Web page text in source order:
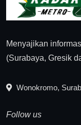
Menyajikan
(Surabaya, Gresik
Wonokromo,
Follow us